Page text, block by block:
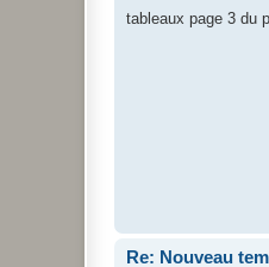
s
tableaux page 3 du
Re: Nouveau